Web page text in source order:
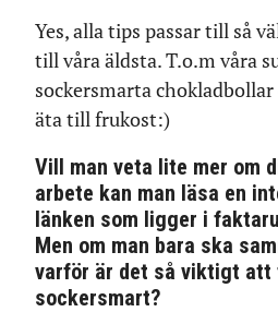
Yes, alla tips passar till så
till våra äldsta. T.o.m våra
sockersmarta
äta till frukost:)
Vill man veta lite mer om
arbete kan man läsa en
länken som ligger i
Men om man bara ska
varför är det så viktigt att
sockersmart?